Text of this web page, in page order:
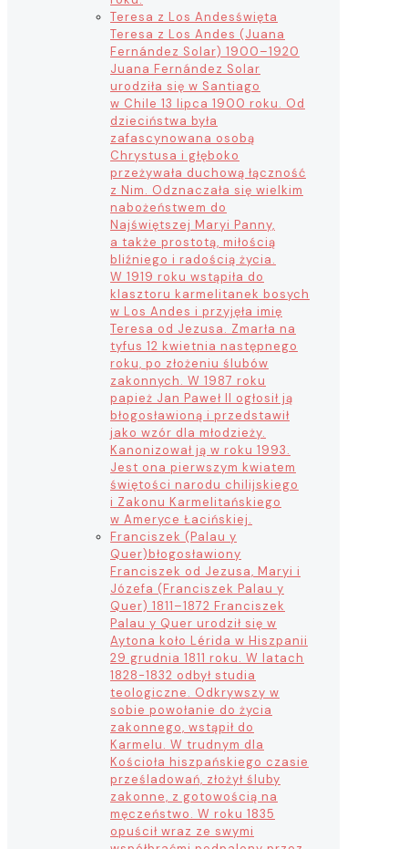
Teresa z Los Andesświęta
Teresa z Los Andes (Juana
Fernández Solar) 1900–1920
Juana Fernández Solar
urodziła się w Santiago
w Chile 13 lipca 1900 roku. Od
dzieciństwa była
zafascynowana osobą
Chrystusa i głęboko
przeżywała duchową łączność
z Nim. Odznaczała się wielkim
nabożeństwem do
Najświętszej Maryi Panny,
a także prostotą, miłością
bliźniego i radością życia.
W 1919 roku wstąpiła do
klasztoru karmelitanek bosych
w Los Andes i przyjęła imię
Teresa od Jezusa. Zmarła na
tyfus 12 kwietnia następnego
roku, po złożeniu ślubów
zakonnych. W 1987 roku
papież Jan Paweł II ogłosił ją
błogosławioną i przedstawił
jako wzór dla młodzieży.
Kanonizował ją w roku 1993.
Jest ona pierwszym kwiatem
świętości narodu chilijskiego
i Zakonu Karmelitańskiego
w Ameryce Łacińskiej.
Franciszek (Palau y
Quer)błogosławiony
Franciszek od Jezusa, Maryi i
Józefa (Franciszek Palau y
Quer) 1811–1872 Franciszek
Palau y Quer urodził się w
Aytona koło Lérida w Hiszpanii
29 grudnia 1811 roku. W latach
1828-1832 odbył studia
teologiczne. Odkrywszy w
sobie powołanie do życia
zakonnego, wstąpił do
Karmelu. W trudnym dla
Kościoła hiszpańskiego czasie
prześladowań, złożył śluby
zakonne, z gotowością na
męczeństwo. W roku 1835
opuścił wraz ze swymi